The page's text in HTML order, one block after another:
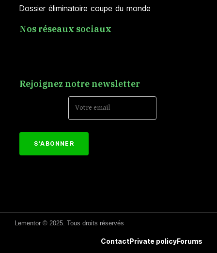
Dossier éliminatoire coupe du monde
Nos réseaux sociaux
Rejoignez notre newsletter
Lementor © 2025. Tous droits réservés
ContactPrivate policyForums